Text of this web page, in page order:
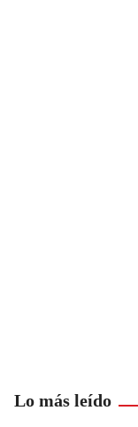
Lo más leído